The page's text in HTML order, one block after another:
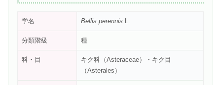
学名 Bellis perennis L.
分類階級 種
科・目
キク科（Asteraceae）・キク目
（Asterales）